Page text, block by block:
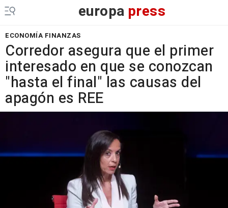
europa press
ECONOMÍA FINANZAS
Corredor asegura que el primer
interesado en que se conozcan
"hasta el final" las causas del
apagón es REE